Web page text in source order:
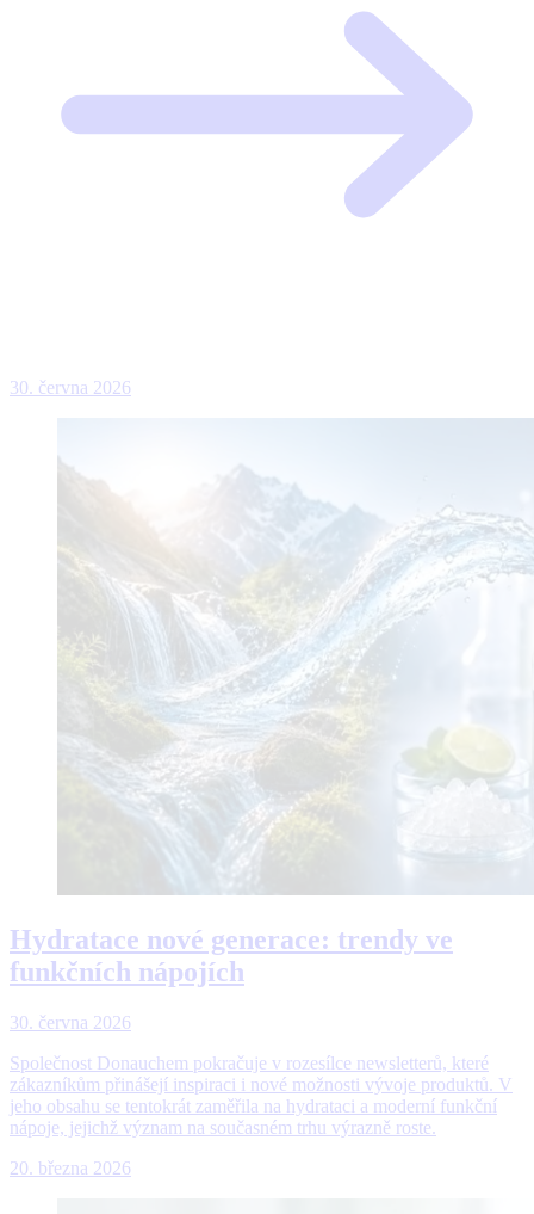
30. června 2026
Hydratace nové generace: trendy ve
funkčních nápojích
30. června 2026
Společnost Donauchem pokračuje v rozesílce newsletterů, které
zákazníkům přinášejí inspiraci i nové možnosti vývoje produktů. V
jeho obsahu se tentokrát zaměřila na hydrataci a moderní funkční
nápoje, jejichž význam na současném trhu výrazně roste.
20. března 2026